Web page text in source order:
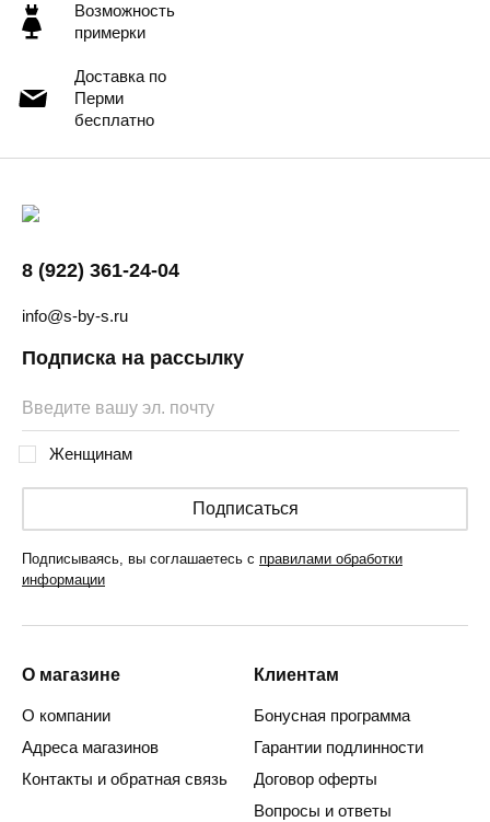
Возможность
примерки
Доставка по
Перми
бесплатно
8 (922) 361-24-04
info@s-by-s.ru
Подписка на рассылку
Женщинам
Подписаться
Подписываясь, вы соглашаетесь с правилами обработки
информации
О магазине
О компании
Адреса магазинов
Контакты и обратная связь
Клиентам
Бонусная программа
Гарантии подлинности
Договор оферты
Вопросы и ответы